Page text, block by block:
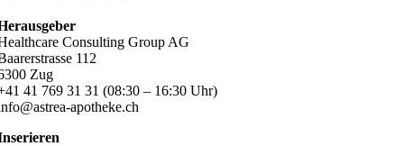
Consulting Group AG
112
Zug
41 769 31 31 (08:30 – 16:30 Uhr)
apotheke.ch